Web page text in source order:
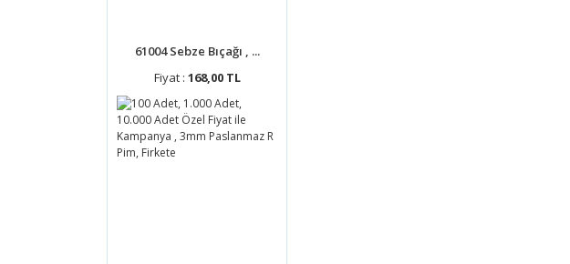
61004 Sebze Bıçağı , ...
Fiyat : 168,00 TL